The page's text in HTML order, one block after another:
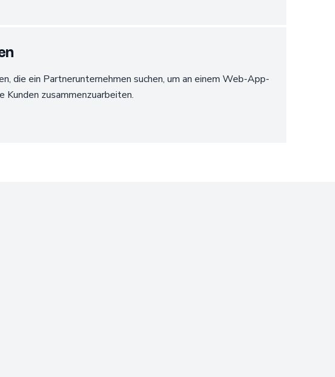
die ein Partnerunternehmen suchen, um an einem Web-App-
Kunden zusammenzuarbeiten.